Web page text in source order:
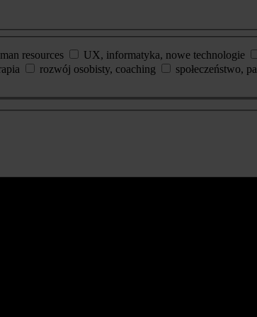
resources UX, informatyka, nowe technologie
rozwój osobisty, coaching społeczeństwo,